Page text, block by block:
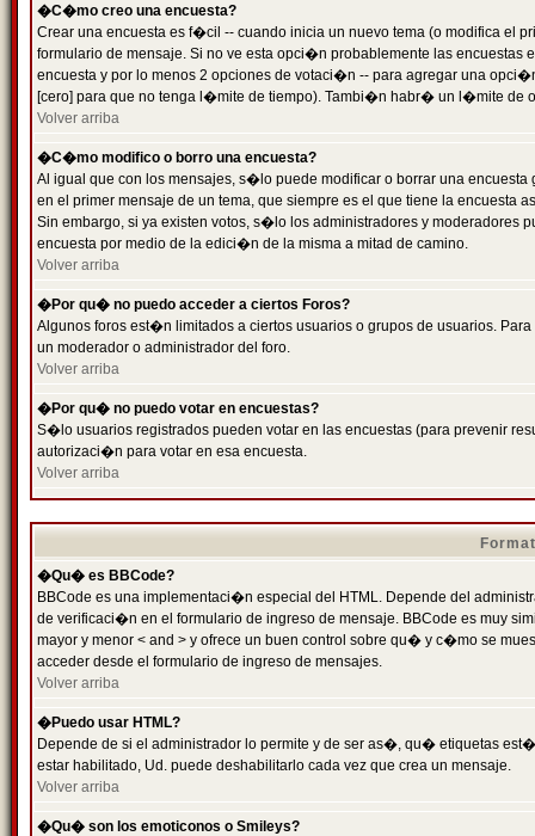
�C�mo creo una encuesta?
Crear una encuesta es f�cil -- cuando inicia un nuevo tema (o modifica el
formulario de mensaje. Si no ve esta opci�n probablemente las
encuesta y por lo menos 2 opciones de votaci�n -- para agregar una
[cero] para que no tenga l�mite de tiempo). Tambi�n habr� un l�mite de
Volver arriba
�C�mo modifico o borro una encuesta?
Al igual que con los mensajes, s�lo puede modificar o borrar una
en el primer mensaje de un tema, que siempre es el que tiene la encuesta
Sin embargo, si ya existen votos, s�lo los administradores y moderadores
encuesta por medio de la edici�n de la misma a mitad de camino.
Volver arriba
�Por qu� no puedo acceder a ciertos Foros?
Algunos foros est�n limitados a ciertos usuarios o grupos de usuarios.
un moderador o administrador del foro.
Volver arriba
�Por qu� no puedo votar en encuestas?
S�lo usuarios registrados pueden votar en las encuestas (para prevenir
autorizaci�n para votar en esa encuesta.
Volver arriba
�Qu� es BBCode?
BBCode es una implementaci�n especial del HTML. Depende del
de verificaci�n en el formulario de ingreso de mensaje. BBCode es muy
mayor y menor < and > y ofrece un buen control sobre qu� y c�mo se
acceder desde el formulario de ingreso de mensajes.
Volver arriba
�Puedo usar HTML?
Depende de si el administrador lo permite y de ser as�, qu� etiquetas
estar habilitado, Ud. puede deshabilitarlo cada vez que crea un mensaje.
Volver arriba
�Qu� son los emoticonos o Smileys?